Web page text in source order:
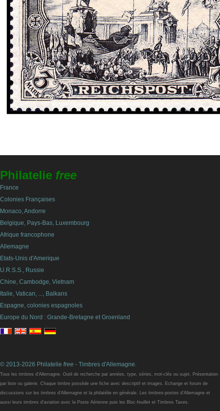
Philatelie free
France
Colonies Françaises
Monaco, Andorre
Belgique, Pays-Bas, Luxembourg
Afrique francophone
Allemagne
Etats-Unis d'Amerique
U.R.S.S., Russie
Chine, Cambodge, Vietnam
Italie, Vatican, ..., Balkans
Espagne, colonies espagnoles
Europe du Nord : Grande-Bretagne et Groenland
© 2013-2026 Philatelie free - Timbres d'Allemagne.
Tous les timbres d'Allemagne. Outil de recherche par années, type, séries, mot-clés ou sujet. Présentation
par liste ou galerie. Chaque timbre possède une fiche avec descriptif et images. Echange et forum de
discussions sur les timbres d'Allemagne et la philatélie en générale. Les timbres-postes d'Allemagne et
aussi leurs timbres d'aviation avec la Poste Aérienne puis les Bloc-feuillet et Timbres Taxes.